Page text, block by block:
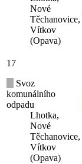
Nové
Těchanovice,
Vítkov
(Opava)
17
Svoz
komunálního
odpadu
Lhotka,
Nové
Těchanovice,
Vítkov
(Opava)